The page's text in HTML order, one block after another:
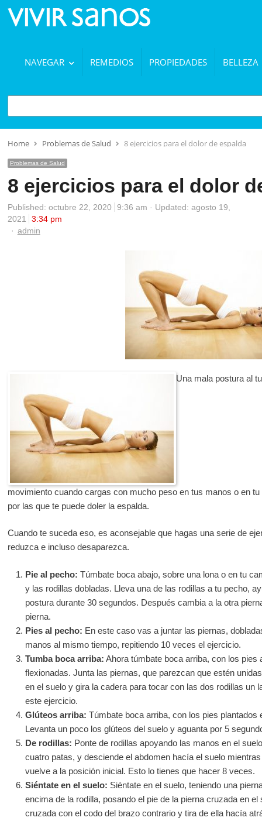
NAVEGAR REMEDIOS PROPIEDADES BELLEZA
BUSCAR
Home Problemas de Salud 8 ejercicios para el dolor de espalda
Problemas de Salud
8 ejercicios para el dolor
Published: octubre 22, 2020 9:36 am
Updated: agosto 19,
2021
3:34 pm
Author
admin
Una mala postura al
movimiento cuando cargas con mucho peso en tus manos o en
por las que te puede doler la espalda.
Cuando te suceda eso, es aconsejable que hagas una serie de
reduzca e incluso desaparezca.
Pie al pecho: Túmbate boca abajo, sobre una lona o en tu
y las rodillas dobladas. Lleva una de las rodillas a tu pecho,
postura durante 30 segundos. Después cambia a la otra
pierna.
Pies al pecho: En este caso vas a juntar las piernas,
manos al mismo tiempo, repitiendo 10 veces el ejercicio.
Tumba boca arriba: Ahora túmbate boca arriba, con los pies
flexionadas. Junta las piernas, que parezcan que estén
en el suelo y gira la cadera para tocar con las dos rodillas un
este ejercicio.
Glúteos arriba: Túmbate boca arriba, con los pies plantados
Levanta un poco los glúteos del suelo y aguanta por 5
De rodillas: Ponte de rodillas apoyando las manos en el
cuatro patas, y desciende el abdomen hacía el suelo
vuelve a la posición inicial. Esto lo tienes que hacer 8 veces.
Siéntate en el suelo: Siéntate en el suelo, teniendo una
encima de la rodilla, posando el pie de la pierna cruzada en el
cruzada con el codo del brazo contrario y tira de ella hacía